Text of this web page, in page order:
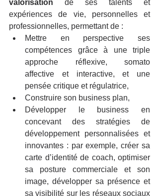
valorisation de ses talents et
expériences de vie, personnelles et
professionnelles, permettant de :
Mettre en perspective ses
compétences grâce à une triple
approche réflexive, somato
affective et interactive, et une
pensée critique et régulatrice,
Construire son business plan,
Développer le business en
concevant des stratégies de
développement personnalisées et
innovantes : par exemple, créer sa
carte d’identité de coach, optimiser
sa posture commerciale et son
image, développer sa présence et
sa visibilité sur les réseaux sociaux